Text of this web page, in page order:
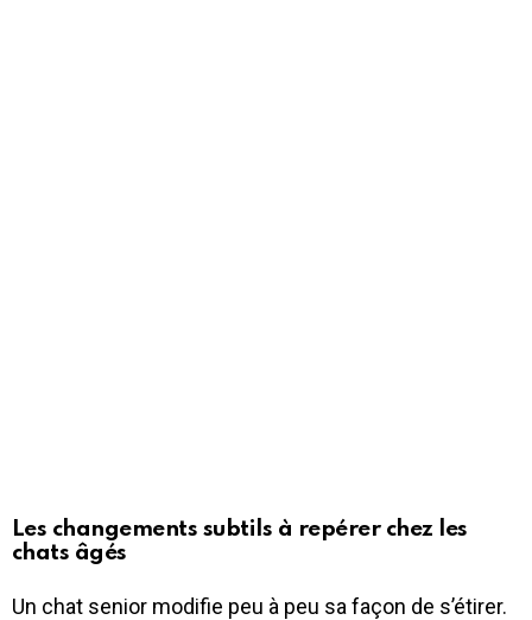
Les changements subtils à repérer chez les
chats âgés
Un chat senior modifie peu à peu sa façon de s’étirer.